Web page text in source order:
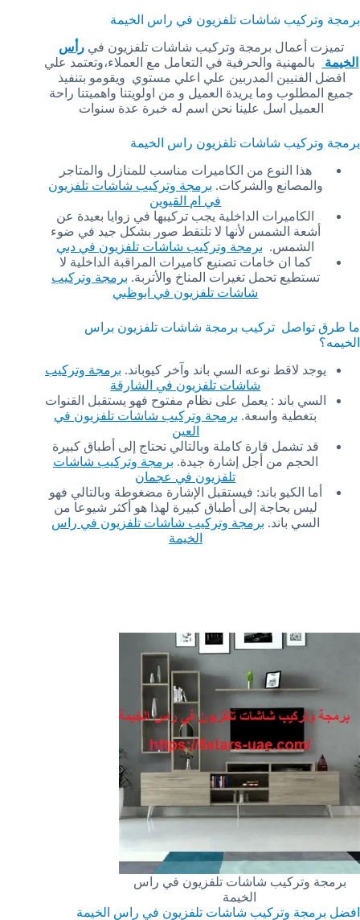
برمجة وتركيب شاشات تلفزيون في راس الخيمة
تميزت أعمال برمجة وتركيب شاشات تلفزيون في رأس
الخيمة
بالمهنية والحرفية في التعامل مع العملاء،وتعتمد علي
افضل الفنيين المدربين علي اعلي مستوي ويقومو بتنفيذ
جميع المطلوب وما يريدة العميل و من اولويتنا واهميتنا راحة
العميل اسل علينا نحن اسم له خبرة عدة سنوات
برمجة وتركيب شاشات تلفزيون راس الخيمة
هذا النوع من الكاميرات مناسب للمنازل والمتاجر
والمصانع والشركات. برمجة وتركيب شاشات تلفزيون
في ام القيوين
الكاميرات الداخلية يجب تركيبها في زوايا بعيدة عن
أشعة الشمس لأنها لا تلتقط صور بشكل جيد في ضوء
الشمس. برمجة وتركيب شاشات تلفزيون في دبي
كما ان خامات تصنيع كاميرات المراقبة الداخلية لا
تستطيع تحمل تغيرات المناخ والأتربة. برمجة وتركيب
شاشات تلفزيون في ابوظبي
ما طرق تواصل تركيب برمجة شاشات تلفزيون براس
الخيمه؟
يوجد لاقط نوعه السي باند وآخر كيوباند. برمجة وتركيب
شاشات تلفزيون في الشارقة
السي باند : يعمل على نظام مفتوح فهو يستقبل القنوات
بتغطية واسعة. برمجة وتركيب شاشات تلفزيون في
العين
قد تشمل قارة كاملة وبالتالي تحتاج إلى أطباق كبيرة
الحجم من أجل إشارة جيدة. برمجة وتركيب شاشات
تلفزيون في عجمان
أما الكيو باند: فيستقبل الإشارة مضغوطة وبالتالي فهو
ليس بحاجة إلى أطباق كبيرة لهذا هو أكثر شيوعا من
السي باند. برمجة وتركيب شاشات تلفزيون في راس
الخيمة
برمجة وتركيب شاشات تلفزيون في راس
الخيمة
افضل برمجة وتركيب شاشات تلفزيون في راس الخيمة